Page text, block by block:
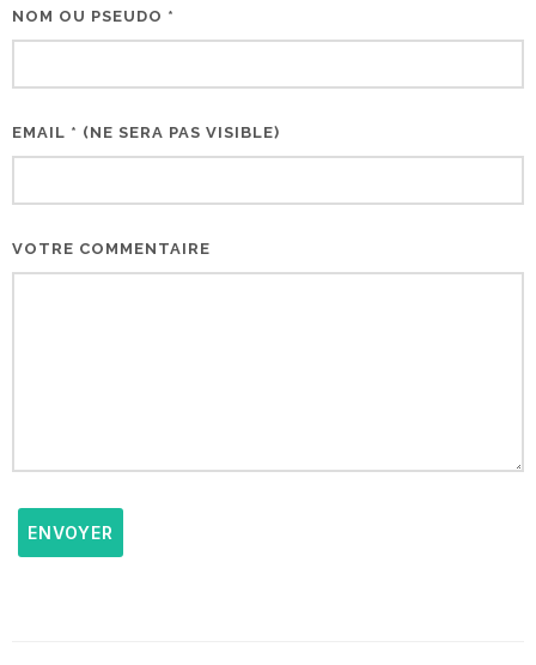
NOM OU PSEUDO *
EMAIL * (NE SERA PAS VISIBLE)
VOTRE COMMENTAIRE
ENVOYER